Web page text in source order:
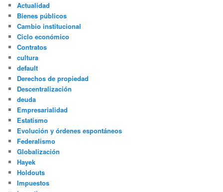
Actualidad
Bienes públicos
Cambio institucional
Ciclo económico
Contratos
cultura
default
Derechos de propiedad
Descentralización
deuda
Empresarialidad
Estatismo
Evolución y órdenes espontáneos
Federalismo
Globalización
Hayek
Holdouts
Impuestos